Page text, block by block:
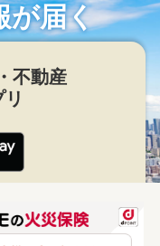
が届く
不動産